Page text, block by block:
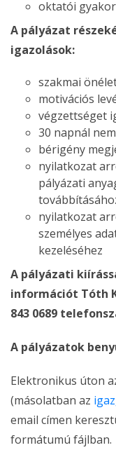
oktatói
A pályázat
igazolások:
szakmai
motivációs
végzettséget
30 napnál
bérigény
nyilatkozat
pályázati
nyilatkozat
személyes
kezeléséhez
A pályázati
információt Tóth
843 0689
A pályázatok
Elektronikus úton
(másolatban az
email címen
formátumú fájlban.